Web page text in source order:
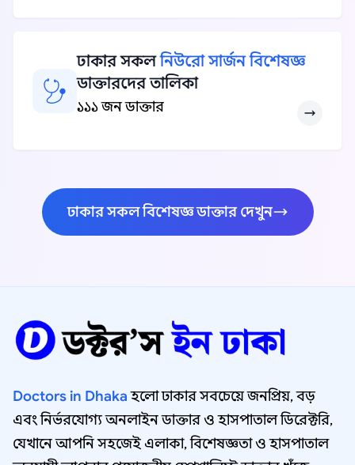
ঢাকার সকলনিউরো সার্জন বিশেষজ্ঞ
ডাক্তারদের তালিকা
১১১ জন ডাক্তার
ঢাকার সকল বিশেষজ্ঞ ডাক্তার দেখুন
Doctors in Dhakaহলো ঢাকার সবচেয়ে জনপ্রিয়, বড়
এবং নির্ভরযোগ্য অনলাইন ডাক্তার ও হাসপাতাল ডিরেক্টরি,
যেখানে আপনি সহজেই এলাকা, বিশেষজ্ঞতা ও হাসপাতাল